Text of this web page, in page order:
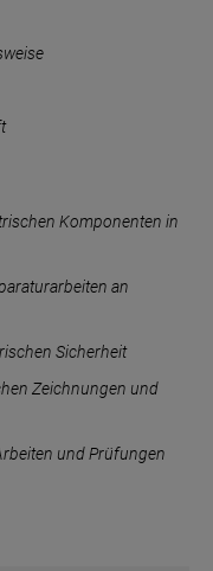
Komponenten in
an
Sicherheit
Zeichnungen und
und Prüfungen
möchtest!